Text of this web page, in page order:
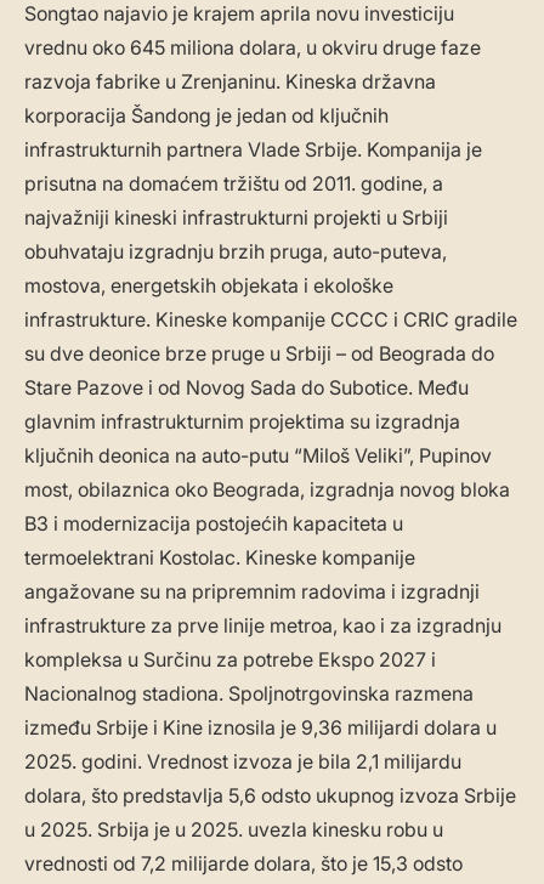
Songtao najavio je krajem aprila novu investiciju
vrednu oko 645 miliona dolara, u okviru druge faze
razvoja fabrike u Zrenjaninu. Kineska državna
korporacija Šandong je jedan od ključnih
infrastrukturnih partnera Vlade Srbije. Kompanija je
prisutna na domaćem tržištu od 2011. godine, a
najvažniji kineski infrastrukturni projekti u Srbiji
obuhvataju izgradnju brzih pruga, auto-puteva,
mostova, energetskih objekata i ekološke
infrastrukture. Kineske kompanije CCCC i CRIC gradile
su dve deonice brze pruge u Srbiji – od Beograda do
Stare Pazove i od Novog Sada do Subotice. Među
glavnim infrastrukturnim projektima su izgradnja
ključnih deonica na auto-putu “Miloš Veliki”, Pupinov
most, obilaznica oko Beograda, izgradnja novog bloka
B3 i modernizacija postojećih kapaciteta u
termoelektrani Kostolac. Kineske kompanije
angažovane su na pripremnim radovima i izgradnji
infrastrukture za prve linije metroa, kao i za izgradnju
kompleksa u Surčinu za potrebe Ekspo 2027 i
Nacionalnog stadiona. Spoljnotrgovinska razmena
između Srbije i Kine iznosila je 9,36 milijardi dolara u
2025. godini. Vrednost izvoza je bila 2,1 milijardu
dolara, što predstavlja 5,6 odsto ukupnog izvoza Srbije
u 2025. Srbija je u 2025. uvezla kinesku robu u
vrednosti od 7,2 milijarde dolara, što je 15,3 odsto